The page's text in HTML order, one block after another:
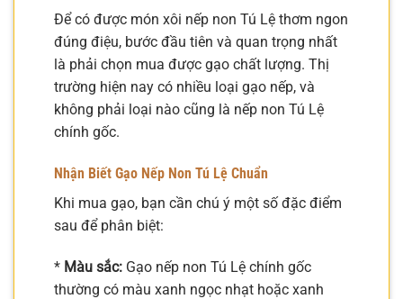
Để có được món xôi nếp non Tú Lệ thơm ngon
đúng điệu, bước đầu tiên và quan trọng nhất
là phải chọn mua được gạo chất lượng. Thị
trường hiện nay có nhiều loại gạo nếp, và
không phải loại nào cũng là nếp non Tú Lệ
chính gốc.
Nhận Biết Gạo Nếp Non Tú Lệ Chuẩn
Khi mua gạo, bạn cần chú ý một số đặc điểm
sau để phân biệt:
* Màu sắc: Gạo nếp non Tú Lệ chính gốc
thường có màu xanh ngọc nhạt hoặc xanh